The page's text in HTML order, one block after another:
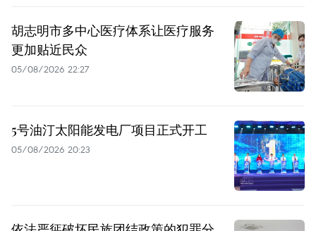
胡志明市多中心医疗体系让医疗服务
更加贴近民众
05/08/2026 22:27
5号油汀太阳能发电厂项目正式开工
05/08/2026 20:23